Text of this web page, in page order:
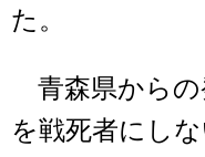
た。
青森県からの
を戦死者にし